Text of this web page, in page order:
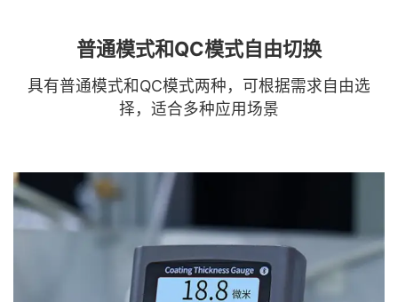
普通模式和QC模式自由切换
具有普通模式和QC模式两种，可根据需求自由选
择，适合多种应用场景